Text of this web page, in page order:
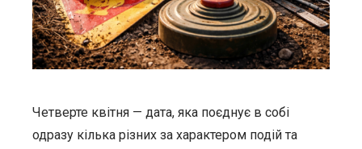
Четверте квітня — дата, яка поєднує в собі
одразу кілька різних за характером подій та